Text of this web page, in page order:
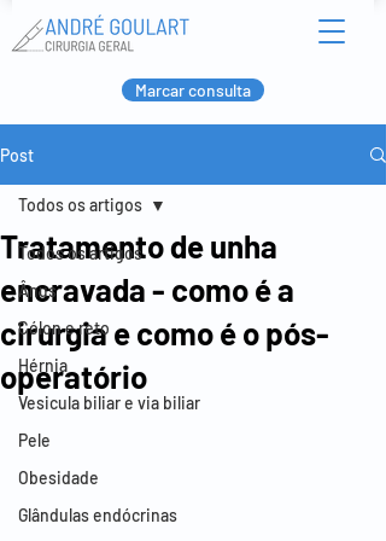
Marcar consulta
Post
Todos os artigos
Ânus
Cólon e reto
Hérnia
Vesicula biliar e via biliar
Pele
Obesidade
Glândulas endócrinas
Todos os artigos
Tratamento de unha
encravada - como é a
cirurgia e como é o pós-
operatório